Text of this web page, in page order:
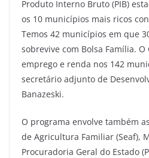
Produto Interno Bruto (PIB)
os 10 municípios mais ricos
Temos 42 municípios em que
sobrevive com Bolsa Família.
emprego e renda nos 142
secretário adjunto de
Banazeski.
O programa envolve também
de Agricultura Familiar (Seaf),
Procuradoria Geral do Estado